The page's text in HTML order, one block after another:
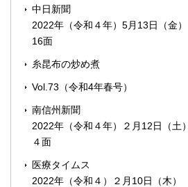
中日新聞
2022年（令和４年）5月13日（金）
16面
糸昆布の炒め煮
Vol.73（令和4年春号）
南信州新聞
2022年（令和４年）２月12日（土）
４面
医療タイムス
2022年（令和４）２月10日（木）